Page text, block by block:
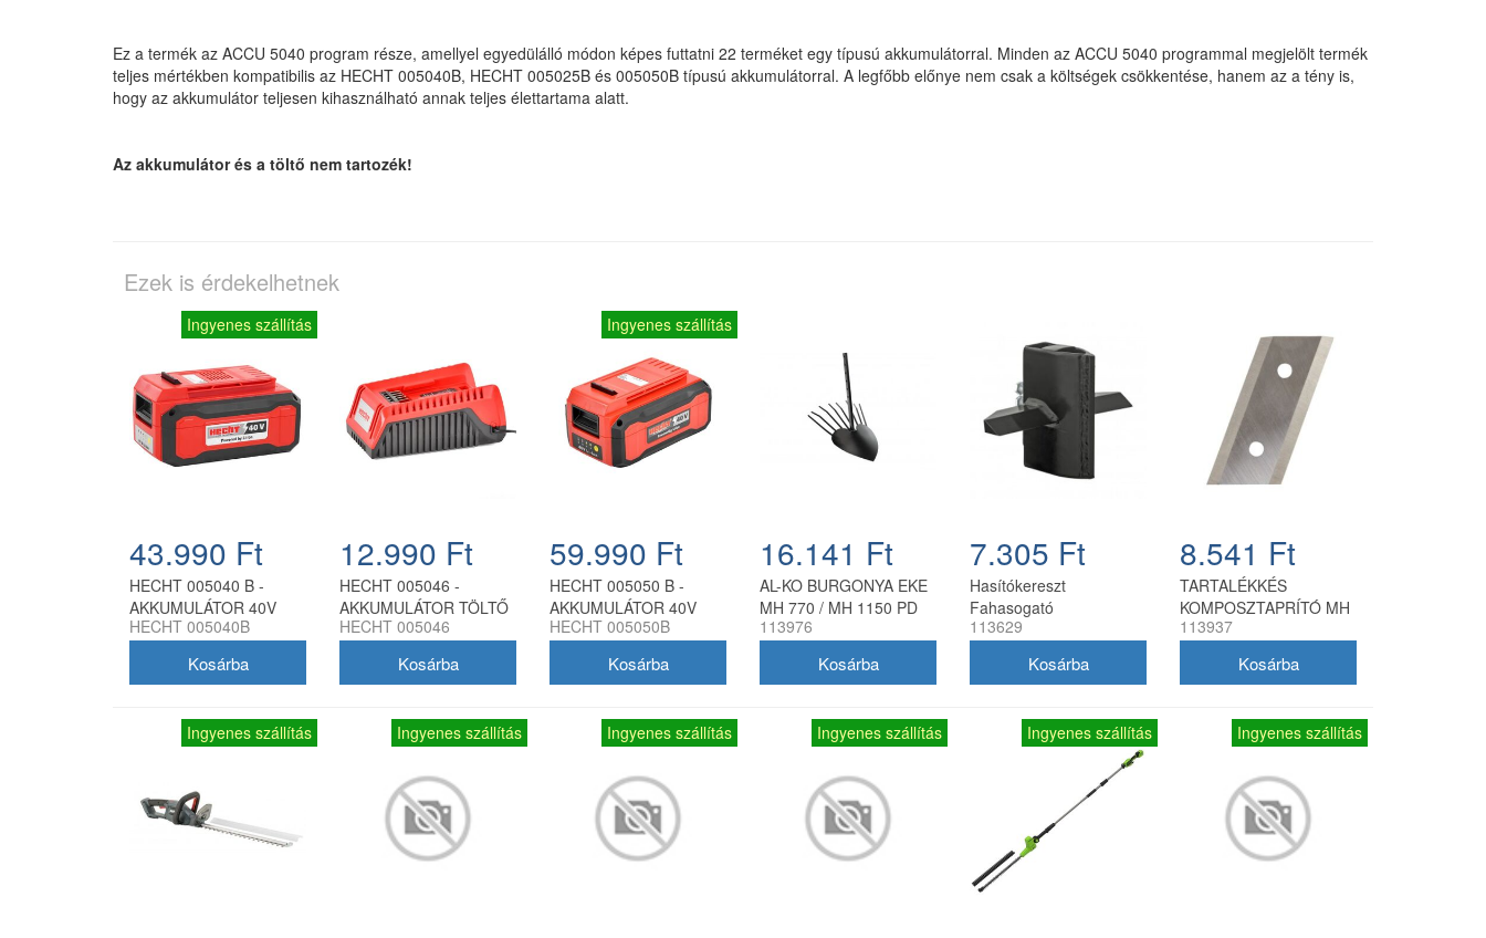
Ez a termék az ACCU 5040 program része, amellyel egyedülálló módon képes futtatni 22 terméket egy típusú akkumulátorral. Minden az ACCU 5040 programmal megjelölt termék
teljes mértékben kompatibilis az HECHT 005040B, HECHT 005025B és 005050B típusú akkumulátorral. A legfőbb előnye nem csak a költségek csökkentése, hanem az a tény is,
hogy az akkumulátor teljesen kihasználható annak teljes élettartama alatt.
Az akkumulátor és a töltő nem tartozék!
Ezek is érdekelhetnek
Ingyenes szállítás
43.990 Ft
HECHT 005040 B -
AKKUMULÁTOR 40V
4Ah AKKU PROGRAM
HECHT 005040B
12.990 Ft
HECHT 005046 -
AKKUMULÁTOR TÖLTŐ
2Ah AKKU PROGRAM
HECHT 005046
Ingyenes szállítás
59.990 Ft
HECHT 005050 B -
AKKUMULÁTOR 40V
5Ah AKKU PROGRAM
HECHT 005050B
16.141 Ft
AL-KO BURGONYA EKE
MH 770 / MH 1150 PD
113976
7.305 Ft
Hasítókereszt
Fahasogató
113629
8.541 Ft
TARTALÉKKÉS
KOMPOSZTAPRÍTÓ MH
2500 SLICE
113937
Ingyenes szállítás Ingyenes szállítás Ingyenes szállítás Ingyenes szállítás Ingyenes szállítás Ingyenes szállítás